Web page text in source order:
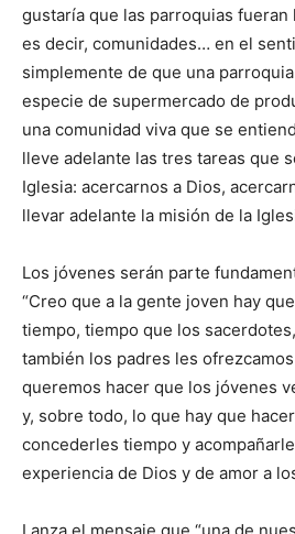
gustaría que las parroquias
es decir, comunidades… en el
simplemente de que una
especie de supermercado de
una comunidad viva que se
lleve adelante las tres tareas que
Iglesia: acercarnos a Dios,
llevar adelante la misión de la
Los jóvenes serán parte
“Creo que a la gente joven hay
tiempo, tiempo que los
también los padres les
queremos hacer que los jóvenes
y, sobre todo, lo que hay que
concederles tiempo y
experiencia de Dios y de amor a